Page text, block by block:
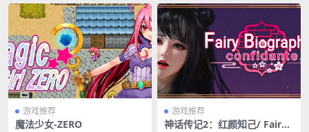
游戏推荐
魔法少女-ZERO
游戏推荐
神话传记2：红颜知己/ Fairy